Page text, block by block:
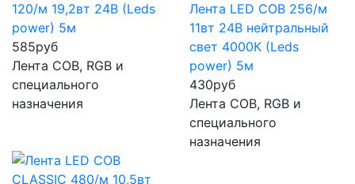
120/м 19,2вт 24В (Leds
power) 5м
585руб
Лента COB, RGB и
специального
назначения
Лента LED COB 256/м
11вт 24В нейтральный
свет 4000К (Leds
power) 5м
430руб
Лента COB, RGB и
специального
назначения